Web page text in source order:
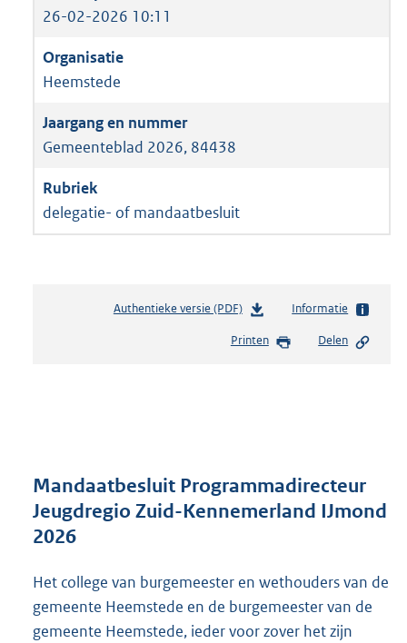
26-02-2026 10:11
Heemstede
Gemeenteblad 2026, 84438
delegatie- of mandaatbesluit
Authentieke versie (PDF)b
s
r
o
3
1
Informatie
Printen Delen
Mandaatbesluit Programmadirecteur
Jeugdregio Zuid-Kennemerland IJmond
2026
Het college van burgemeester en wethouders van de
gemeente Heemstede en de burgemeester van de
gemeente Heemstede, ieder voor zover het zijn